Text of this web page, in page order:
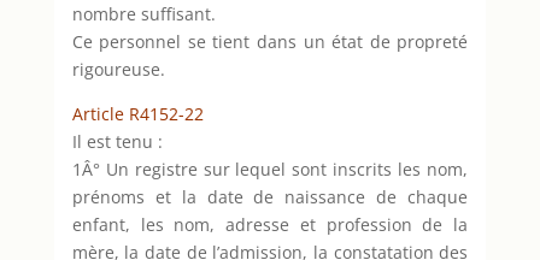
nombre suffisant.
Ce personnel se tient dans un état de propreté
rigoureuse.
Article R4152-22
Il est tenu :
1Â° Un registre sur lequel sont inscrits les nom,
prénoms et la date de naissance de chaque
enfant, les nom, adresse et profession de la
mère, la date de l’admission, la constatation des